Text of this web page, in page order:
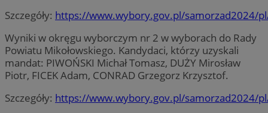
Szczegóły: https://www.wybory.gov.pl/samorzad2024/
Wyniki w okręgu wyborczym nr 2 w wyborach do Rady
Powiatu Mikołowskiego. Kandydaci, którzy uzyskali
mandat: PIWOŃSKI Michał Tomasz, DUŻY Mirosław
Piotr, FICEK Adam, CONRAD Grzegorz Krzysztof.
Szczegóły: https://www.wybory.gov.pl/samorzad2024/